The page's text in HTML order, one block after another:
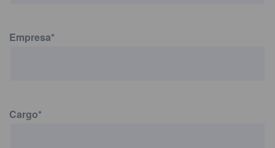
Empresa*
Cargo*